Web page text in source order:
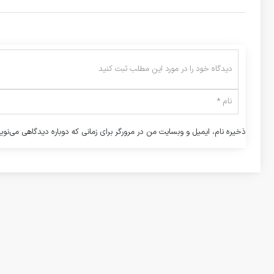
ذخیره نام، ایمیل و وبسایت من در مرورگر برای زمانی که دوباره دیدگاهی